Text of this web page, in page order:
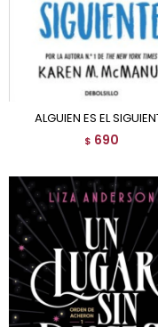
ALGUIEN ES EL
$ 690